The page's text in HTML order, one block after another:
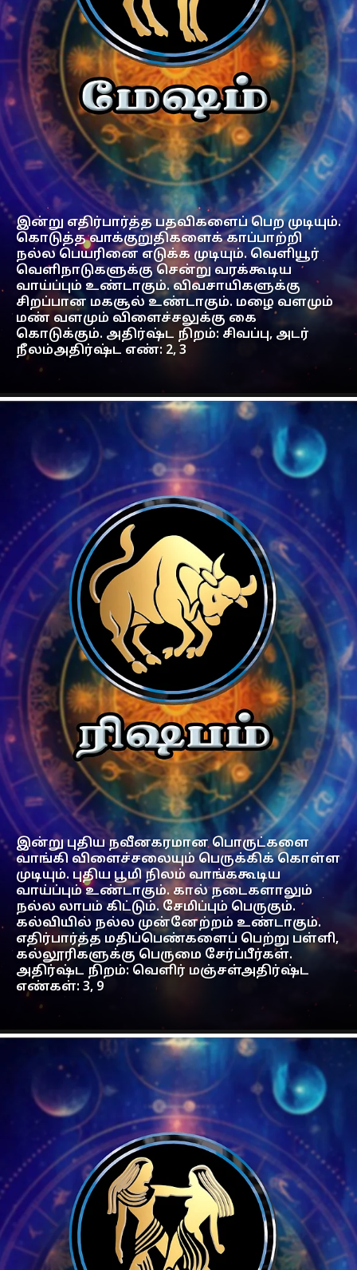
இன்று எதிர்பார்த்த பதவிகளைப் பெற முடியும்.
கொடுத்த வாக்குறுதிகளைக் காப்பாற்றி
நல்ல பெயரினை எடுக்க முடியும். வெளியூர்
வெளிநாடுகளுக்கு சென்று வரக்கூடிய
வாய்ப்பும் உண்டாகும். விவசாயிகளுக்கு
சிறப்பான மகசூல் உண்டாகும். மழை வளமும்
மண் வளமும் விளைச்சலுக்கு கை
கொடுக்கும். அதிர்ஷ்ட நிறம்: சிவப்பு, அடர்
நீலம்அதிர்ஷ்ட எண்: 2, 3
இன்று புதிய நவீனகரமான பொருட்களை
வாங்கி விளைச்சலையும் பெருக்கிக் கொள்ள
முடியும். புதிய பூமி நிலம் வாங்ககூடிய
வாய்ப்பும் உண்டாகும். கால் நடைகளாலும்
நல்ல லாபம் கிட்டும். சேமிப்பும் பெருகும்.
கல்வியில் நல்ல முன்னேற்றம் உண்டாகும்.
எதிர்பார்த்த மதிப்பெண்களைப் பெற்று பள்ளி,
கல்லூரிகளுக்கு பெருமை சேர்ப்பீர்கள்.
அதிர்ஷ்ட நிறம்: வெளிர் மஞ்சள்அதிர்ஷ்ட
எண்கள்: 3, 9